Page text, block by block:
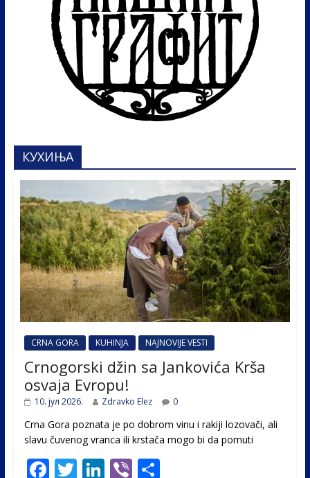
КУХИЊА
CRNA GORA KUHINJA NAJNOVIJE VESTI
Crnogorski džin sa Jankovića Krša
osvaja Evropu!
10. јул 2026. Zdravko Elez 0
Crna Gora poznata je po dobrom vinu i rakiji lozovači, ali
slavu čuvenog vranca ili krstača mogo bi da pomuti
F T Li Vi S